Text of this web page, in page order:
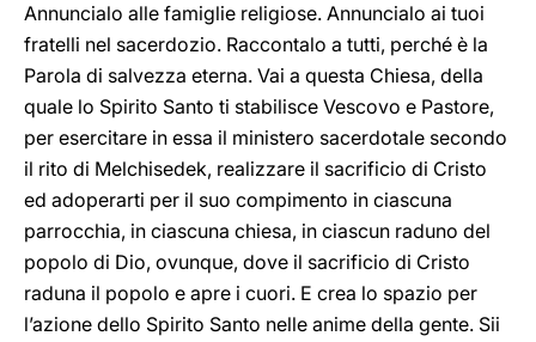
Annuncialo alle famiglie religiose. Annuncialo ai tuoi
fratelli nel sacerdozio. Raccontalo a tutti, perché è la
Parola di salvezza eterna. Vai a questa Chiesa, della
quale lo Spirito Santo ti stabilisce Vescovo e Pastore,
per esercitare in essa il ministero sacerdotale secondo
il rito di Melchisedek, realizzare il sacrificio di Cristo
ed adoperarti per il suo compimento in ciascuna
parrocchia, in ciascuna chiesa, in ciascun raduno del
popolo di Dio, ovunque, dove il sacrificio di Cristo
raduna il popolo e apre i cuori. E crea lo spazio per
l’azione dello Spirito Santo nelle anime della gente. Sii